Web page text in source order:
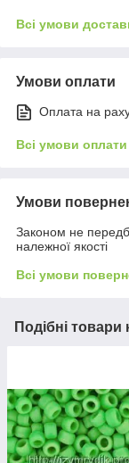
Всі умови
Умови оплати
Оплата на
Всі умови оплати
Умови
Законом не
належної якості
Всі умови
Подібні товари